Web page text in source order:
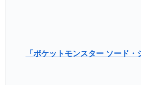
「ポケットモンスター ソード